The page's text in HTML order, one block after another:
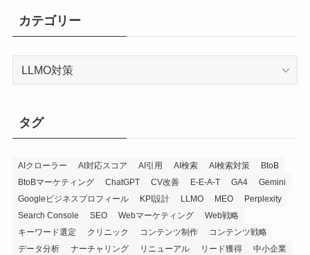
カテゴリー
カ
ー
タグ
AIクローラー AI対応スコア AI引用 AI検索 AI検索対策
BtoB
BtoBマーケティング
ChatGPT CV改善 E-E-A-T GA4
Gemini
Googleビジネスプロフィール
KPI設計 LLMO MEO
Perplexity
Search Console
SEO Webマーケティング
Web戦略
キーワード選定
クリニック コンテンツ制作
コンテンツ戦略
データ分析
ナーチャリング リニューアル リード獲得
中小企業